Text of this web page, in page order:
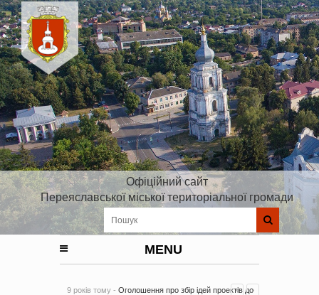
Офіційний сайт
Переяславської міської територіальної громади
MENU
9 років тому - Оголошення про збір ідей проектів до